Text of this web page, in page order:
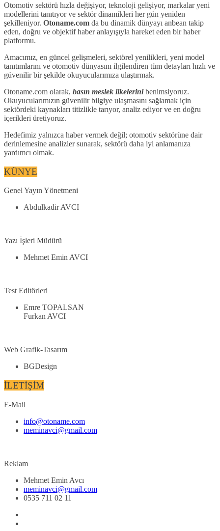
Otomotiv sektörü hızla değişiyor, teknoloji gelişiyor, markalar yeni
modellerini tanıtıyor ve sektör dinamikleri her gün yeniden
şekilleniyor. Otoname.com da bu dinamik dünyayı anbean takip
eden, doğru ve objektif haber anlayışıyla hareket eden bir haber
platformu.
Amacımız, en güncel gelişmeleri, sektörel yenilikleri, yeni model
tanıtımlarını ve otomotiv dünyasını ilgilendiren tüm detayları hızlı ve
güvenilir bir şekilde okuyucularımıza ulaştırmak.
Otoname.com olarak, basın meslek ilkelerinibenimsiyoruz.
Okuyucularımızın güvenilir bilgiye ulaşmasını sağlamak için
sektördeki kaynakları titizlikle tarıyor, analiz ediyor ve en doğru
içerikleri üretiyoruz.
Hedefimiz yalnızca haber vermek değil; otomotiv sektörüne dair
derinlemesine analizler sunarak, sektörü daha iyi anlamanıza
yardımcı olmak.
KÜNYE
Genel Yayın Yönetmeni
Abdulkadir AVCI
Yazı İşleri Müdürü
Mehmet Emin AVCI
Test Editörleri
Emre TOPALSAN
Furkan AVCI
Web Grafik-Tasarım
BGDesign
İLETİŞİM
E-Mail
info@otoname.com
meminavci@gmail.com
Reklam
Mehmet Emin Avcı
meminavci@gmail.com
0535 711 02 11